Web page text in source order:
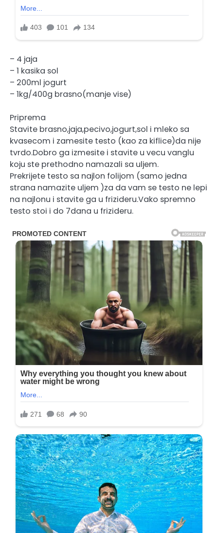
– 4 jaja
– 1 kasika sol
– 200ml jogurt
– 1kg/400g brasno(manje vise)
Priprema
Stavite brasno,jaja,pecivo,jogurt,sol i mleko sa
kvasecom i zamesite testo (kao za kiflice)da nije
tvrdo.Dobro ga izmesite i stavite u vecu vanglu
koju ste prethodno namazali sa uljem.
Prekrijete testo sa najlon folijom (samo jedna
strana namazite uljem )za da vam se testo ne lepi
na najlonu i stavite ga u frizideru.Vako spremno
testo stoi i do 7dana u frizideru.